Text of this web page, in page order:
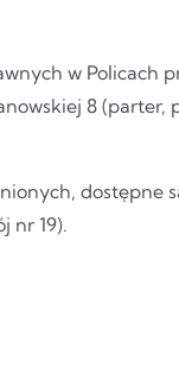
w Policach
8 (parter,
dostępne
nr 19).